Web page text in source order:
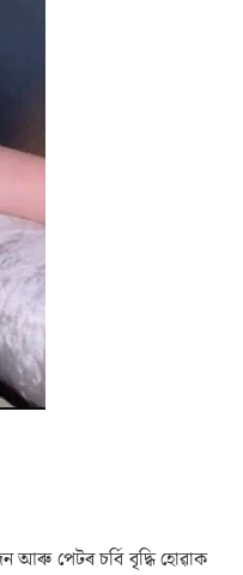
আৰু পেটৰ চৰ্বি বৃদ্ধি হোৱাক